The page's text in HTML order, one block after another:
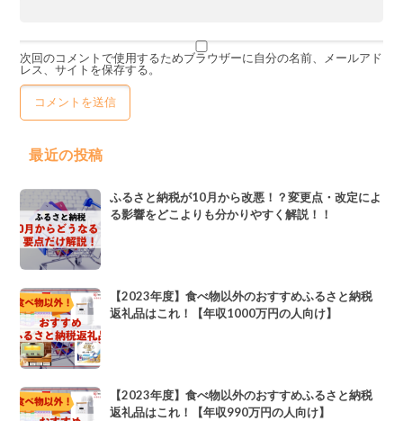
次回のコメントで使用するためブラウザーに自分の名前、メールアド
レス、サイトを保存する。
最近の投稿
ふるさと納税が10月から改悪！？変更点・改定によ
る影響をどこよりも分かりやすく解説！！
【2023年度】食べ物以外のおすすめふるさと納税
返礼品はこれ！【年収1000万円の人向け】
【2023年度】食べ物以外のおすすめふるさと納税
返礼品はこれ！【年収990万円の人向け】